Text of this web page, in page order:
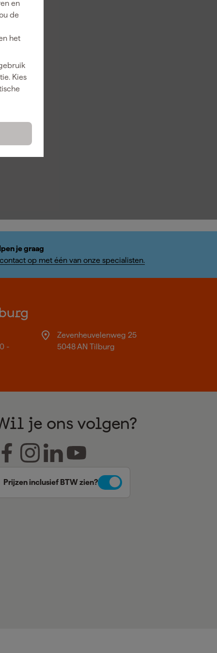
en
de
het
Kies
je graag
op met één van onze specialisten.
-
Zevenheuvelenweg 25
5048 AN Tilburg
je ons volgen?
Prijzen inclusief BTW zien?